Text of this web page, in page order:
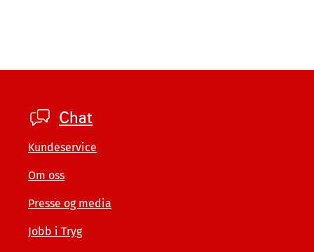
Footer
private
Chat
Kundeservice
Om oss
Presse og media
Jobb i Tryg